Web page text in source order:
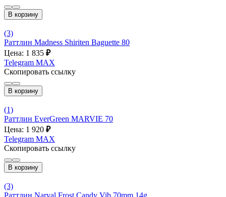
В корзину
(3)
Раттлин Madness Shiriten Baguette 80
Цена: 1 835 ₽
Telegram MAX
Скопировать ссылку
В корзину
(1)
Раттлин EverGreen MARVIE 70
Цена: 1 920 ₽
Telegram MAX
Скопировать ссылку
В корзину
(3)
Раттлин Narval Frost Candy Vib 70mm 14g